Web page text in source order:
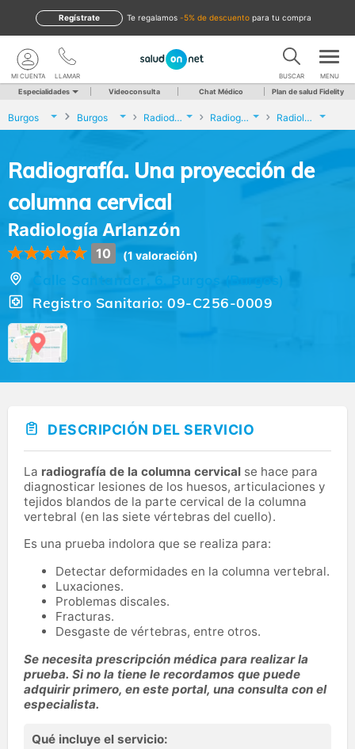
te regalamos -5% de descuento para tu compra
Regístrate
LLAMAR
MI CUENTA BUSCAR MENU
Especialidades Videoconsulta Chat Médico Plan de salud Fidelity
Burgos Burgos Radiodiagnóstico Radiografía. Una proyección de columna cervical Radiología Arlanzón
Radiografía. Una proyección de
columna cervical
Radiología Arlanzón
10 (1 valoración)
Calle Santander, 6, Burgos (Burgos)
Registro Sanitario: 09-C256-0009
DESCRIPCIÓN DEL SERVICIO
La radiografía de la columna cervical se hace para
diagnosticar lesiones de los huesos, articulaciones y
tejidos blandos de la parte cervical de la columna
vertebral (en las siete vértebras del cuello).
Es una prueba indolora que se realiza para:
Detectar deformidades en la columna vertebral.
Luxaciones.
Problemas discales.
Fracturas.
Desgaste de vértebras, entre otros.
Se necesita prescripción médica para realizar la
prueba. Si no la tiene le recordamos que puede
adquirir primero, en este portal, una consulta con el
especialista.
Qué incluye el servicio: